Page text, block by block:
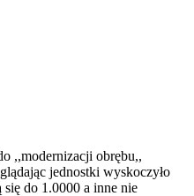
,,modernizacji obrębu,,
jednostki wyskoczyło
się do 1.0000 a inne nie